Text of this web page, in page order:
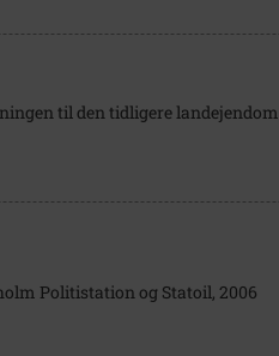
til den tidligere landejendom
Politistation og Statoil, 2006